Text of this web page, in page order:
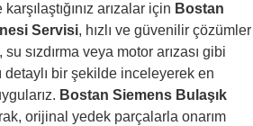
arızalar için Bostan
Servisi, hızlı ve güvenilir çözümler
sızdırma veya motor arızası gibi
detaylı bir şekilde inceleyerek en
Bostan Siemens Bulaşık
orijinal yedek parçalarla onarım